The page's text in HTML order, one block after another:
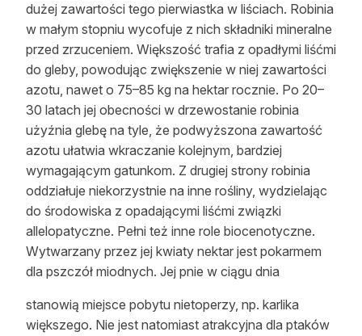
dużej zawartości tego pierwiastka w liściach. Robinia
w małym stopniu wycofuje z nich składniki mineralne
przed zrzuceniem. Większość trafia z opadłymi liśćmi
do gleby, powodując zwiększenie w niej zawartości
azotu, nawet o 75–85 kg na hektar rocznie. Po 20–
30 latach jej obecności w drzewostanie robinia
użyźnia glebę na tyle, że podwyższona zawartość
azotu ułatwia wkraczanie kolejnym, bardziej
wymagającym gatunkom. Z drugiej strony robinia
oddziałuje niekorzystnie na inne rośliny, wydzielając
do środowiska z opadającymi liśćmi związki
allelopatyczne. Pełni też inne role biocenotyczne.
Wytwarzany przez jej kwiaty nektar jest pokarmem
dla pszczół miodnych. Jej pnie w ciągu dnia
stanowią miejsce pobytu nietoperzy, np. karlika
większego. Nie jest natomiast atrakcyjna dla ptaków